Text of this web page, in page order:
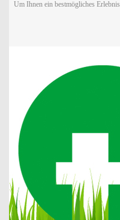
Um Ihnen ein bestmögliches